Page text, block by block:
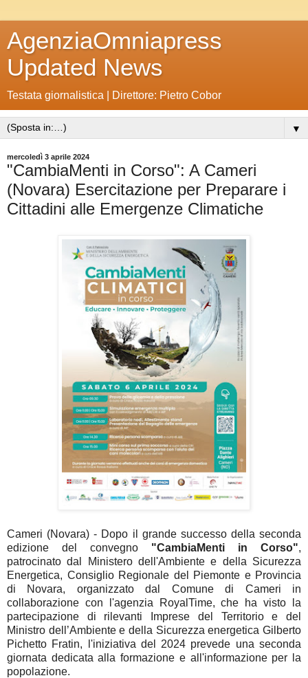
AgenziaOmniapress
Updated News
Testata giornalistica | Direttore: Pietro Cobor
▼
mercoledì 3 aprile 2024
"CambiaMenti in Corso": A Cameri
(Novara) Esercitazione per Preparare i
Cittadini alle Emergenze Climatiche
Cameri (Novara) - Dopo il grande successo della seconda
edizione del convegno "CambiaMenti in Corso",
patrocinato dal Ministero dell'Ambiente e della Sicurezza
Energetica, Consiglio Regionale del Piemonte e Provincia
di Novara, organizzato dal Comune di Cameri in
collaborazione con l'agenzia RoyalTime, che ha visto la
partecipazione di rilevanti Imprese del Territorio e del
Ministro dell’Ambiente e della Sicurezza energetica Gilberto
Pichetto Fratin, l'iniziativa del 2024 prevede una seconda
giornata dedicata alla formazione e all'informazione per la
popolazione.